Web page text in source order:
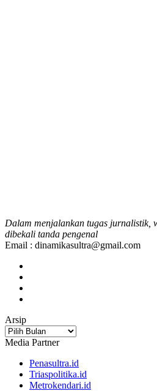
Dalam menjalankan tugas jurnalistik,
dibekali tanda pengenal
Email : dinamikasultra@gmail.com
Arsip
Arsip
Media Partner
Penasultra.id
Triaspolitika.id
Metrokendari.id